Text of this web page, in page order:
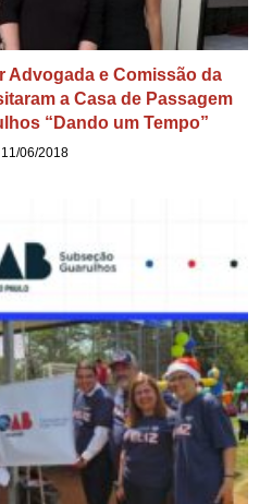
Advogada e Comissão da
a Casa de Passagem
“Dando um Tempo”
11/06/2018